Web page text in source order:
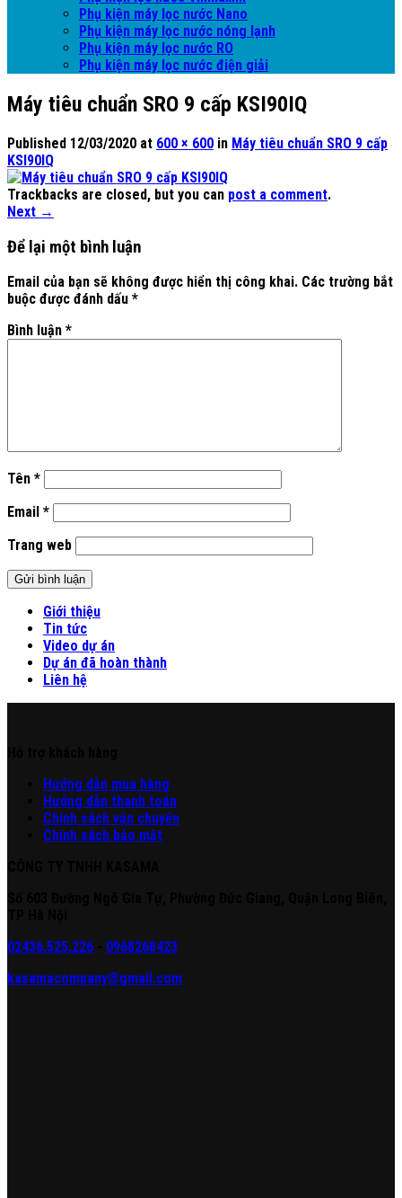
Phụ kiện máy lọc nước Nano
Phụ kiện máy lọc nước nóng lạnh
Phụ kiện máy lọc nước RO
Phụ kiện máy lọc nước điện giải
Máy tiêu chuẩn SRO 9 cấp KSI90IQ
Published 12/03/2020 at 600 × 600 in Máy tiêu chuẩn SRO 9 cấp
KSI90IQ
Trackbacks are closed, but you can post a comment.
Next →
Để lại một bình luận
Email của bạn sẽ không được hiển thị công khai. Các trường bắt
buộc được đánh dấu *
Bình luận *
Tên *
Email *
Trang web
Giới thiệu
Tin tức
Video dự án
Dự án đã hoàn thành
Liên hệ
Hướng dẫn mua hàng
Hướng dẫn thanh toán
Chính sách vận chuyển
Chính sách bảo mật
02436.525.226
0968268423
kasamacompany@gmail.com